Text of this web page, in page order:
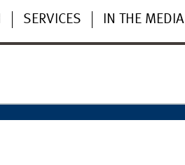
SERVICES IN THE MEDIA